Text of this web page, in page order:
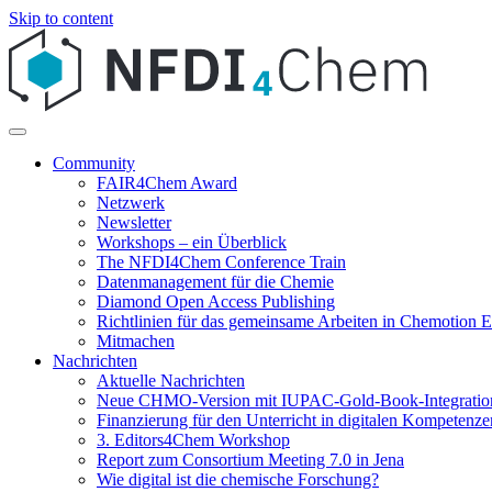
Skip to content
Community
FAIR4Chem Award
Netzwerk
Newsletter
Workshops – ein Überblick
The NFDI4Chem Conference Train
Datenmanagement für die Chemie
Diamond Open Access Publishing
Richtlinien für das gemeinsame Arbeiten in Chemotion
Mitmachen
Nachrichten
Aktuelle Nachrichten
Neue CHMO-Version mit IUPAC-Gold-Book-
Finanzierung für den Unterricht in digitalen
3. Editors4Chem Workshop
Report zum Consortium Meeting 7.0 in Jena
Wie digital ist die chemische Forschung?